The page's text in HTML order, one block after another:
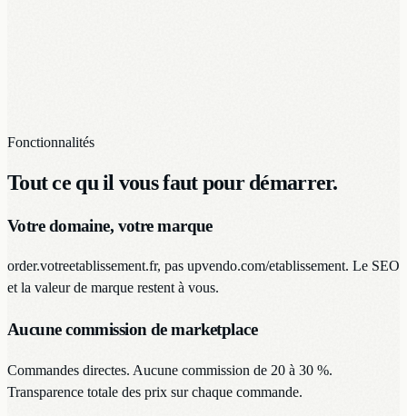
Fonctionnalités
Tout ce qu il vous faut pour démarrer.
Votre domaine, votre marque
order.votreetablissement.fr, pas upvendo.com/etablissement. Le SEO
et la valeur de marque restent à vous.
Aucune commission de marketplace
Commandes directes. Aucune commission de 20 à 30 %.
Transparence totale des prix sur chaque commande.